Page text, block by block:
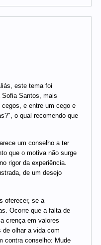
este tema foi
Sofia Santos, mais
e entre um cego e
o qual recomendo que
um conselho a ter
que o motiva não surge
rigor da experiência.
de um desejo
oferecer, se a
Ocorre que a falta de
crença em valores
olhar a vida com
contra conselho: Mude